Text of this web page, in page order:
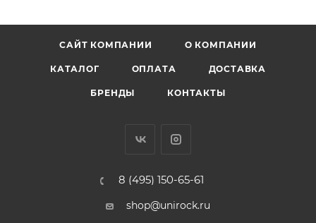
САЙТ КОМПАНИИ О КОМПАНИИ
КАТАЛОГ ОПЛАТА ДОСТАВКА
БРЕНДЫ КОНТАКТЫ
8 (495) 150-65-61
shop@unirock.ru